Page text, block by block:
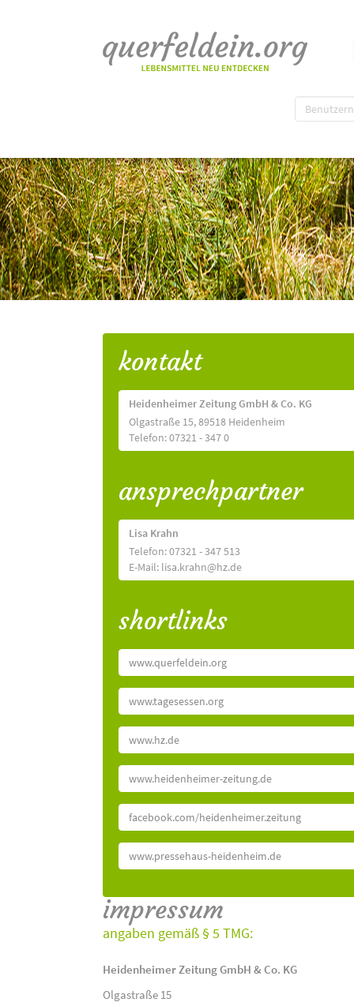
kontakt
Heidenheimer Zeitung GmbH & Co. KG
Olgastraße 15, 89518 Heidenheim
Telefon: 07321 - 347 0
ansprechpartner
Lisa Krahn
Telefon: 07321 - 347 513
E-Mail: lisa.krahn@hz.de
shortlinks
www.querfeldein.org
www.tagesessen.org
www.hz.de
www.heidenheimer-zeitung.de
facebook.com/heidenheimer.zeitung
www.pressehaus-heidenheim.de
impressum
angaben gemäß § 5 TMG:
Heidenheimer Zeitung GmbH & Co. KG
Olgastraße 15